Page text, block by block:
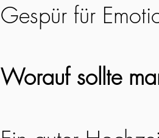
Gespür für
Worauf sollte